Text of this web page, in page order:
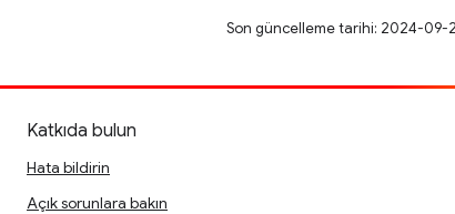
Son güncelleme tarihi: 2024-09-
Katkıda bulun
Hata bildirin
Açık sorunlara bakın